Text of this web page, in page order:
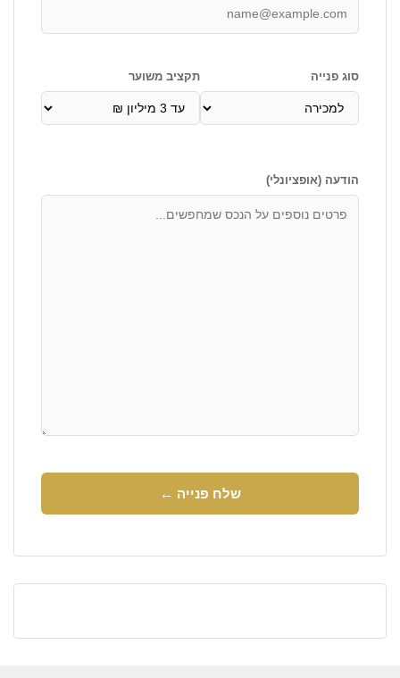
סוג פנייה תקציב משוער
הודעה (אופציונלי)